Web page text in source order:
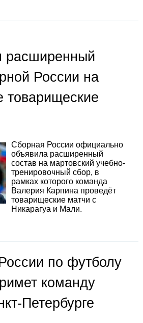
расширенный
России на
товарищеские
Сборная России официально
объявила расширенный
состав на мартовский учебно-
тренировочный сбор, в
рамках которого команда
Валерия Карпина проведёт
товарищеские матчи с
Никарагуа и Мали.
по футболу
команду
Петербурге